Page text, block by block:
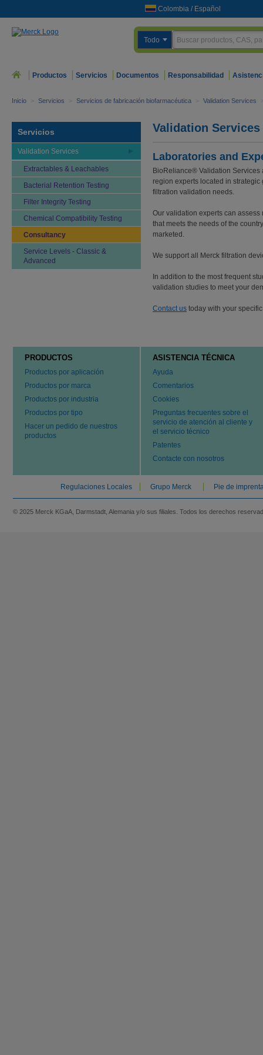
Colombia / Español
Todo
Productos Servicios Documentos Responsabilidad
Inicio > Servicios > Servicios de fabricación biofarmacéutica > Validation Services
Servicios
Validation Services
Extractables & Leachables
Bacterial Retention Testing
Filter Integrity Testing
Chemical Compatibility Testing
Consultancy
Service Levels - Classic &
Advanced
Validation
Laboratories and
BioReliance® Validation
region experts located in
filtration validation needs.
Our validation experts can
that meets the needs of the
marketed.
We support all Merck filtration
In addition to the most frequent
validation studies to meet your
Contact us today with your
PRODUCTOS
Productos por aplicación
Productos por marca
Productos por industria
Productos por tipo
Hacer un pedido de nuestros
productos
ASISTENCIA TÉCNICA
Ayuda
Comentarios
Cookies
Preguntas frecuentes sobre el
servicio de atención al cliente y
el servicio técnico
Patentes
Contacte con nosotros
Regulaciones Locales Grupo Merck Pie de
© 2025 Merck KGaA, Darmstadt, Alemania y/o sus filiales. Todos los derechos